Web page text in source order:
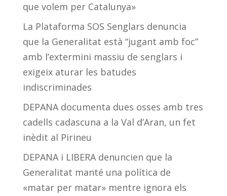
que volem per Catalunya»
La Plataforma SOS Senglars denuncia
que la Generalitat està “jugant amb foc”
amb l’extermini massiu de senglars i
exigeix aturar les batudes
indiscriminades
DEPANA documenta dues osses amb tres
cadells cadascuna a la Val d’Aran, un fet
inèdit al Pirineu
DEPANA i LIBERA denuncien que la
Generalitat manté una política de
«matar per matar» mentre ignora els